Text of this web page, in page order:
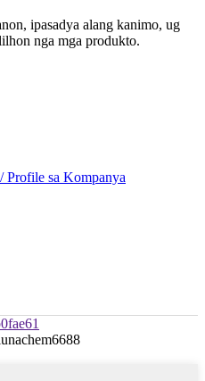
ipasadya alang kanimo, ug
nga mga produkto.
Profile sa Kompanya